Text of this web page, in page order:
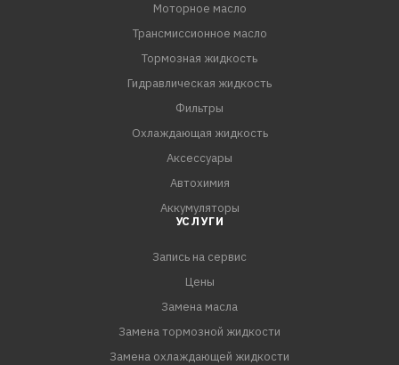
Моторное масло
Трансмиссионное масло
Тормозная жидкость
Гидравлическая жидкость
Фильтры
Охлаждающая жидкость
Аксессуары
Автохимия
Аккумуляторы
УСЛУГИ
Запись на сервис
Цены
Замена масла
Замена тормозной жидкости
Замена охлаждающей жидкости